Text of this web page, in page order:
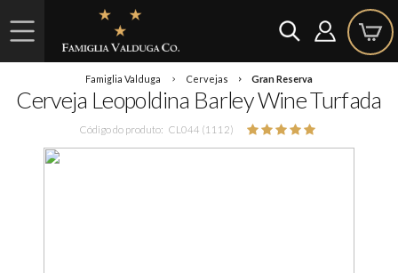
Famiglia Valduga Cervejas Gran Reserva
Cerveja Leopoldina Barley Wine Turfada
Código do produto: CL044 (1112)